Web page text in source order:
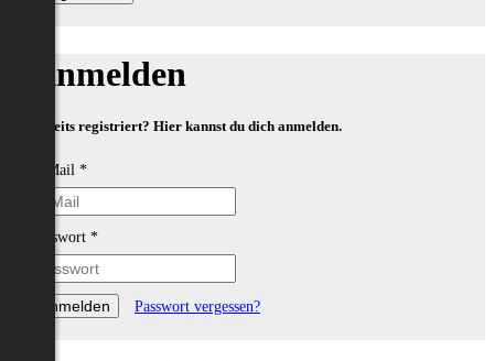
Anmelden
Bereits registriert? Hier kannst du dich anmelden.
E-Mail *
Passwort *
Passwort vergessen?